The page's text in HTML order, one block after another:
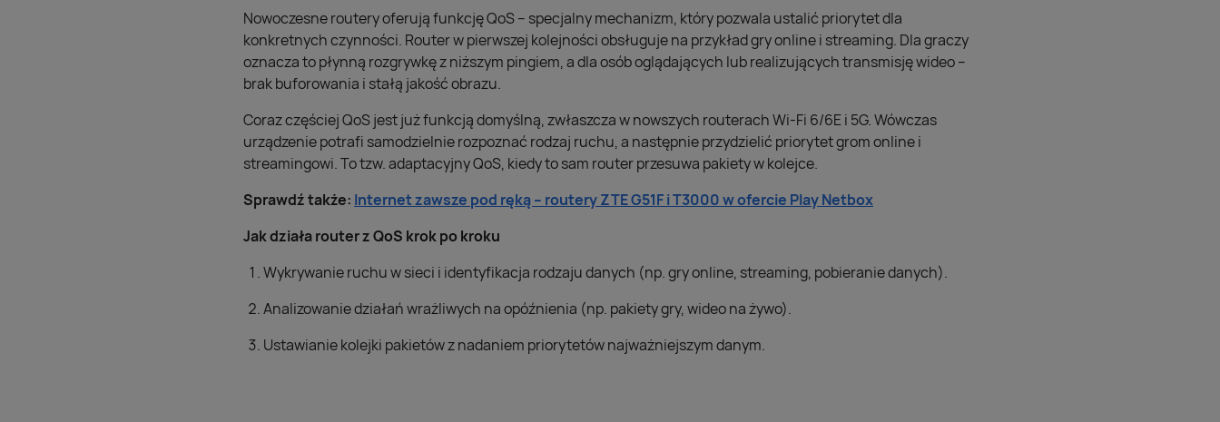
Nowoczesne routery oferują funkcję QoS – specjalny mechanizm, który pozwala ustalić priorytet dla
konkretnych czynności. Router w pierwszej kolejności obsługuje na przykład gry online i streaming. Dla graczy
oznacza to płynną rozgrywkę z niższym pingiem, a dla osób oglądających lub realizujących transmisję wideo –
brak buforowania i stałą jakość obrazu.
Coraz częściej QoS jest już funkcją domyślną, zwłaszcza w nowszych routerach Wi-Fi 6/6E i 5G. Wówczas
urządzenie potrafi samodzielnie rozpoznać rodzaj ruchu, a następnie przydzielić priorytet grom online i
streamingowi. To tzw. adaptacyjny QoS, kiedy to sam router przesuwa pakiety w kolejce.
Sprawdź także: Internet zawsze pod ręką – routery ZTE G51F i T3000 w ofercie Play Netbox
Jak działa router z QoS krok po kroku
Wykrywanie ruchu w sieci i identyfikacja rodzaju danych (np. gry online, streaming, pobieranie danych).
Analizowanie działań wrażliwych na opóźnienia (np. pakiety gry, wideo na żywo).
Ustawianie kolejki pakietów z nadaniem priorytetów najważniejszym danym.